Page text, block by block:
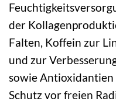
der
Falten, Koffein zur
und zur
sowie Antioxidantien
Schutz vor freien